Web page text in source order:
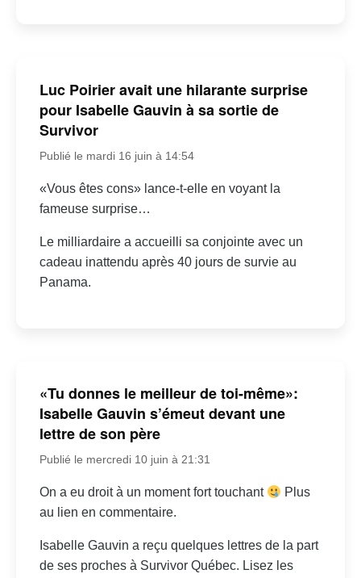
Luc Poirier avait une hilarante surprise
pour Isabelle Gauvin à sa sortie de
Survivor
Publié le mardi 16 juin à 14:54
«Vous êtes cons» lance-t-elle en voyant la
fameuse surprise…
Le milliardaire a accueilli sa conjointe avec un
cadeau inattendu après 40 jours de survie au
Panama.
«Tu donnes le meilleur de toi-même»:
Isabelle Gauvin s’émeut devant une
lettre de son père
Publié le mercredi 10 juin à 21:31
On a eu droit à un moment fort touchant
Plus
au lien en commentaire.
Isabelle Gauvin a reçu quelques lettres de la part
de ses proches à Survivor Québec. Lisez les